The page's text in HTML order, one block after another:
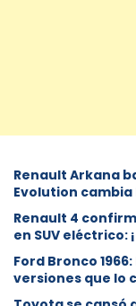
Renault Arkana
Evolution
Renault 4
en SUV eléctrico:
Ford Bronco
versiones que lo